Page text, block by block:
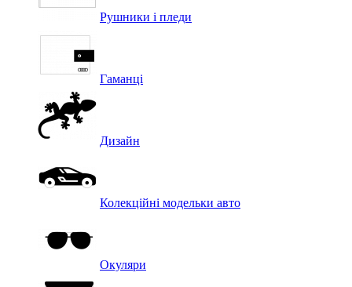
Рушники і пледи
Гаманці
Дизайн
Колекційні модельки авто
Окуляри